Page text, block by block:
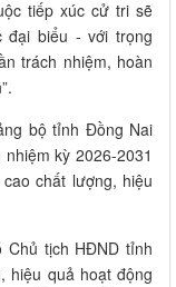
tiếp xúc cử tri sẽ
đại biểu - với trọng
trách nhiệm, hoàn
bộ tỉnh Đồng Nai
kỳ 2026-2031
chất lượng, hiệu
tịch HĐND tỉnh
hiệu quả hoạt động